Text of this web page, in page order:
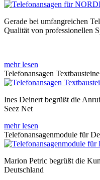
Gerade bei umfangreichen
Qualität von professionellen
mehr lesen
Telefonansagen
Ines Deinert begrüßt die
Seez Net
mehr lesen
Telefonansagenmodule für
Marion Petric begrüßt die
Deutschland